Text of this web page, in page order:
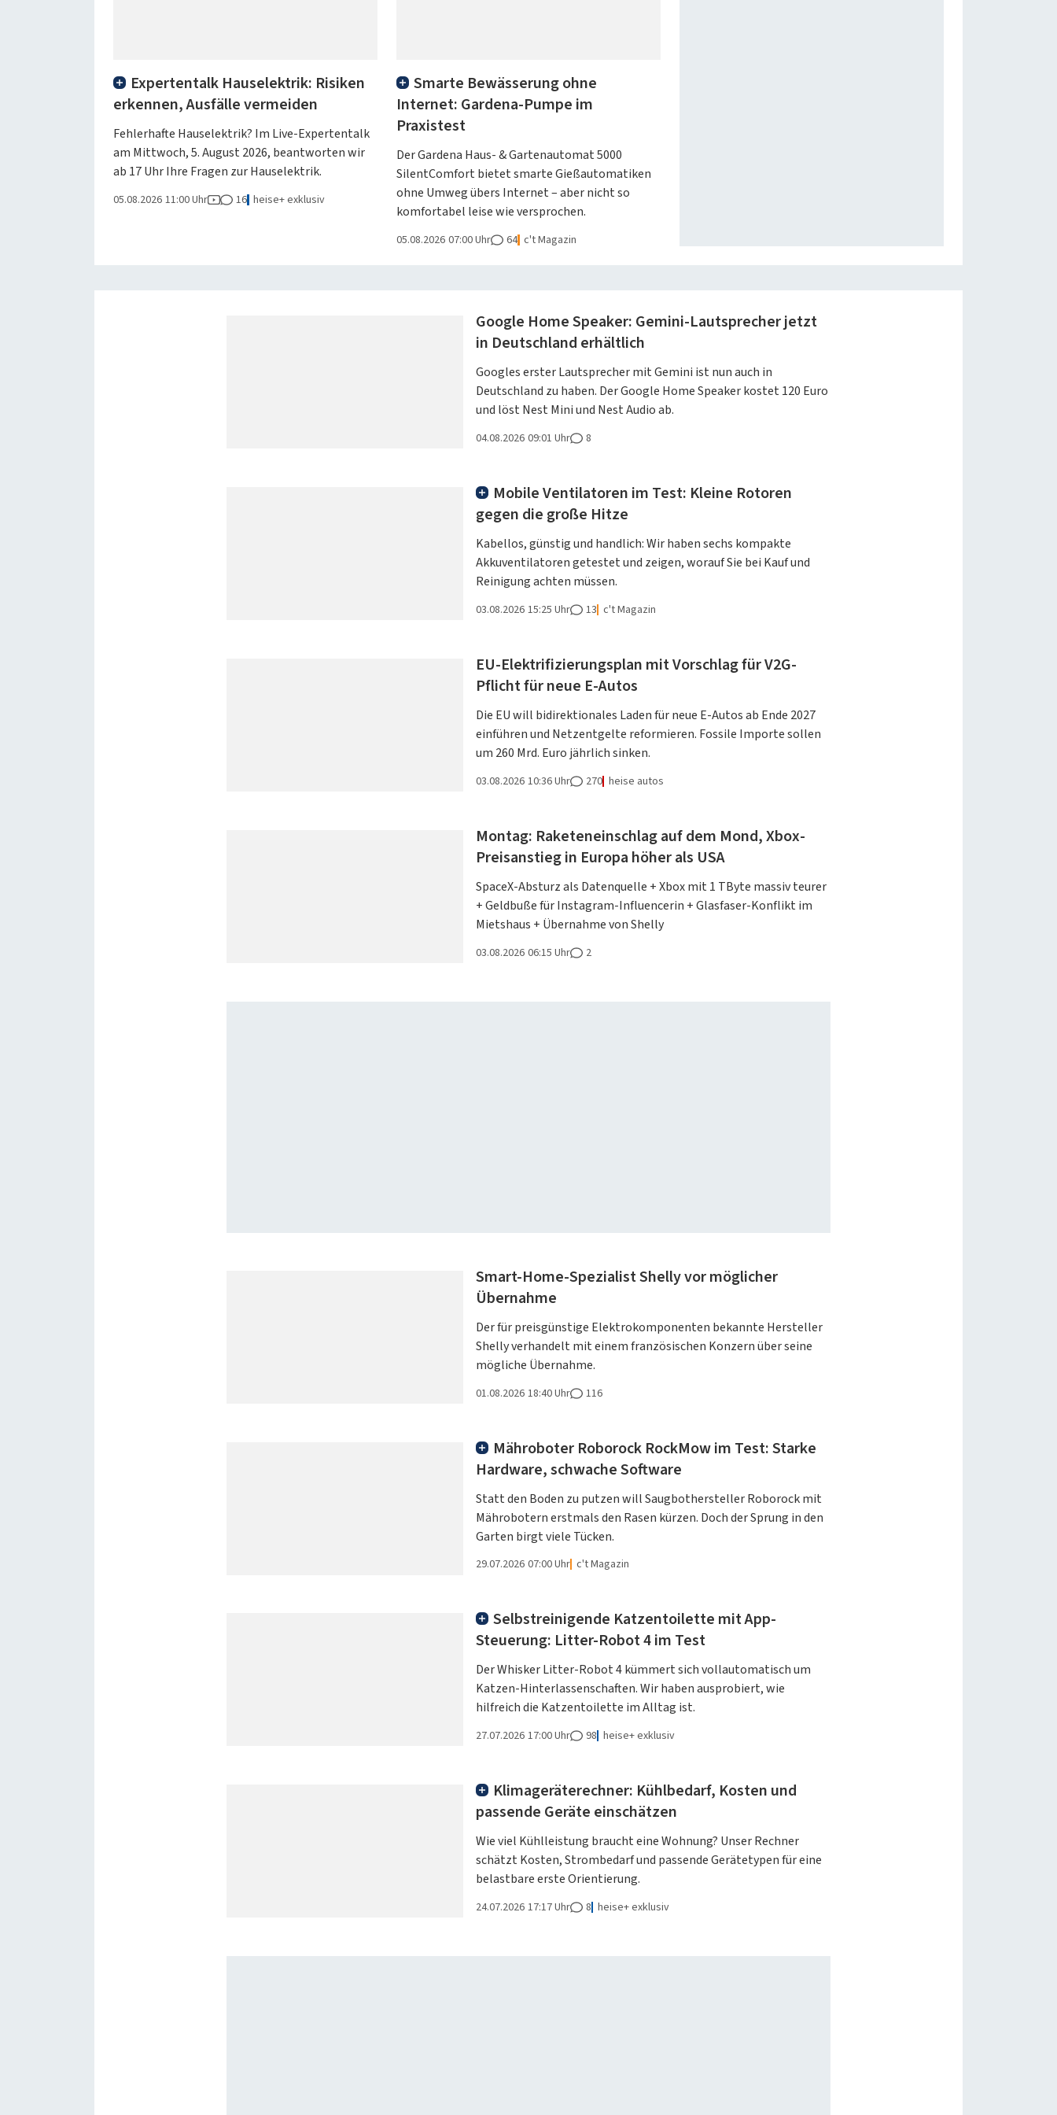
Expertentalk Hauselektrik: Risiken
erkennen, Ausfälle vermeiden
Fehlerhafte Hauselektrik? Im Live-Expertentalk
am Mittwoch, 5. August 2026, beantworten wir
ab 17 Uhr Ihre Fragen zur Hauselektrik.
05.08.2026 11:00 Uhr 16 heise+ exklusiv
Smarte Bewässerung ohne
Internet: Gardena-Pumpe im
Praxistest
Der Gardena Haus- & Gartenautomat 5000
SilentComfort bietet smarte Gießautomatiken
ohne Umweg übers Internet – aber nicht so
komfortabel leise wie versprochen.
05.08.2026 07:00 Uhr 64 c't Magazin
Google Home Speaker: Gemini-Lautsprecher jetzt
in Deutschland erhältlich
Googles erster Lautsprecher mit Gemini ist nun auch in
Deutschland zu haben. Der Google Home Speaker kostet 120 Euro
und löst Nest Mini und Nest Audio ab.
04.08.2026 09:01 Uhr 8
Mobile Ventilatoren im Test: Kleine Rotoren
gegen die große Hitze
Kabellos, günstig und handlich: Wir haben sechs kompakte
Akkuventilatoren getestet und zeigen, worauf Sie bei Kauf und
Reinigung achten müssen.
03.08.2026 15:25 Uhr 13 c't Magazin
EU-Elektrifizierungsplan mit Vorschlag für V2G-
Pflicht für neue E-Autos
Die EU will bidirektionales Laden für neue E-Autos ab Ende 2027
einführen und Netzentgelte reformieren. Fossile Importe sollen
um 260 Mrd. Euro jährlich sinken.
03.08.2026 10:36 Uhr 270 heise autos
Montag: Raketeneinschlag auf dem Mond, Xbox-
Preisanstieg in Europa höher als USA
SpaceX-Absturz als Datenquelle + Xbox mit 1 TByte massiv teurer
+ Geldbuße für Instagram-Influencerin + Glasfaser-Konflikt im
Mietshaus + Übernahme von Shelly
03.08.2026 06:15 Uhr 2
Smart-Home-Spezialist Shelly vor möglicher
Übernahme
Der für preisgünstige Elektrokomponenten bekannte Hersteller
Shelly verhandelt mit einem französischen Konzern über seine
mögliche Übernahme.
01.08.2026 18:40 Uhr 116
Mähroboter Roborock RockMow im Test: Starke
Hardware, schwache Software
Statt den Boden zu putzen will Saugbothersteller Roborock mit
Mährobotern erstmals den Rasen kürzen. Doch der Sprung in den
Garten birgt viele Tücken.
29.07.2026 07:00 Uhr c't Magazin
Selbstreinigende Katzentoilette mit App-
Steuerung: Litter-Robot 4 im Test
Der Whisker Litter-Robot 4 kümmert sich vollautomatisch um
Katzen-Hinterlassenschaften. Wir haben ausprobiert, wie
hilfreich die Katzentoilette im Alltag ist.
27.07.2026 17:00 Uhr 98 heise+ exklusiv
Klimageräterechner: Kühlbedarf, Kosten und
passende Geräte einschätzen
Wie viel Kühlleistung braucht eine Wohnung? Unser Rechner
schätzt Kosten, Strombedarf und passende Gerätetypen für eine
belastbare erste Orientierung.
24.07.2026 17:17 Uhr 8 heise+ exklusiv